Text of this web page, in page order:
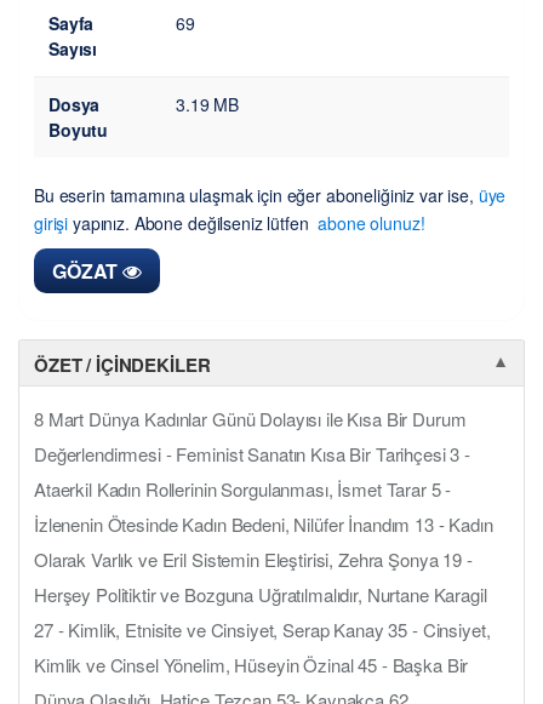
Sayfa
Sayısı
69
Dosya
Boyutu
3.19 MB
Bu eserin tamamına ulaşmak için eğer aboneliğiniz var ise, üye
girişi yapınız. Abone değilseniz lütfenabone olunuz!
GÖZAT
ÖZET / İÇINDEKILER ▼
8 Mart Dünya Kadınlar Günü Dolayısı ile Kısa Bir Durum
Değerlendirmesi - Feminist Sanatın Kısa Bir Tarihçesi 3 -
Ataerkil Kadın Rollerinin Sorgulanması, İsmet Tarar 5 -
İzlenenin Ötesinde Kadın Bedeni, Nilüfer İnandım 13 - Kadın
Olarak Varlık ve Eril Sistemin Eleştirisi, Zehra Şonya 19 -
Herşey Politiktir ve Bozguna Uğratılmalıdır, Nurtane Karagil
27 - Kimlik, Etnisite ve Cinsiyet, Serap Kanay 35 - Cinsiyet,
Kimlik ve Cinsel Yönelim, Hüseyin Özinal 45 - Başka Bir